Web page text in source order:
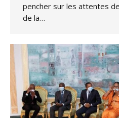
pencher sur les attentes
de la…